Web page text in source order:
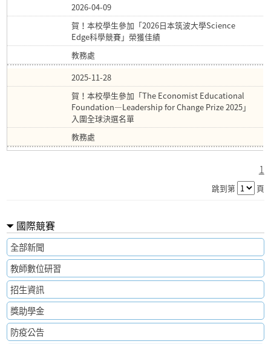
2026-04-09
賀！本校學生參加「2026日本筑波大學Science
Edge科學競賽」榮獲佳績
教務處
2025-11-28
賀！本校學生參加「The Economist Educational
Foundation—Leadership for Change Prize 2025」
入圍全球決選名單
教務處
1
跳到第 頁
國際競賽
全部新聞
教師數位研習
招生資訊
獎助學金
防疫公告